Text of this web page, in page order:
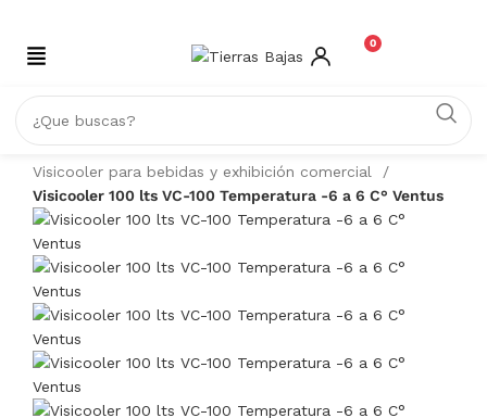
0
Inicio
REFRIGERACIÓN
Visicooler para bebidas y exhibición comercial
Visicooler 100 lts VC-100 Temperatura -6 a 6 C° Ventus